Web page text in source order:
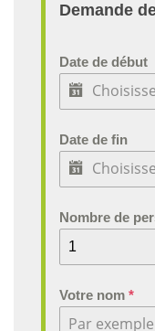
Demande
Date de début
Date de fin
Nombre de
Votre nom *